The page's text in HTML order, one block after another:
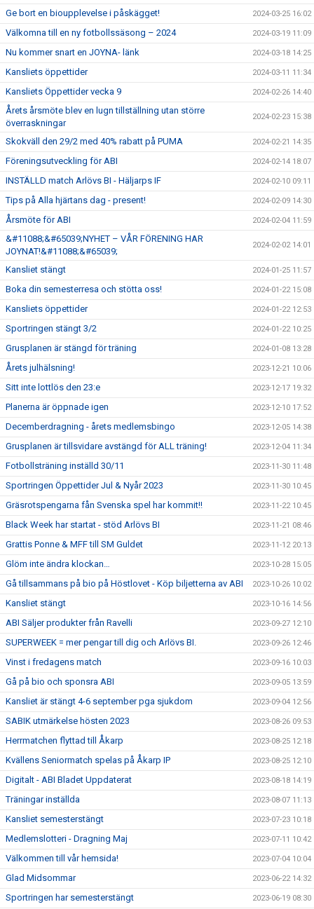
Ge bort en bioupplevelse i påskägget! 2024-03-25 16:02
Välkomna till en ny fotbollssäsong – 2024 2024-03-19 11:09
Nu kommer snart en JOYNA- länk 2024-03-18 14:25
Kansliets öppettider 2024-03-11 11:34
Kansliets Öppettider vecka 9 2024-02-26 14:40
Årets årsmöte blev en lugn tillställning utan större
överraskningar
2024-02-23 15:38
Skokväll den 29/2 med 40% rabatt på PUMA 2024-02-21 14:35
Föreningsutveckling för ABI 2024-02-14 18:07
INSTÄLLD match Arlövs BI - Häljarps IF 2024-02-10 09:11
Tips på Alla hjärtans dag - present! 2024-02-09 14:30
Årsmöte för ABI 2024-02-04 11:59
&#11088;&#65039;NYHET – VÅR FÖRENING HAR
JOYNAT!&#11088;&#65039;
2024-02-02 14:01
Kansliet stängt 2024-01-25 11:57
Boka din semesterresa och stötta oss! 2024-01-22 15:08
Kansliets öppettider 2024-01-22 12:53
Sportringen stängt 3/2 2024-01-22 10:25
Grusplanen är stängd för träning 2024-01-08 13:28
Årets julhälsning! 2023-12-21 10:06
Sitt inte lottlös den 23:e 2023-12-17 19:32
Planerna är öppnade igen 2023-12-10 17:52
Decemberdragning - årets medlemsbingo 2023-12-05 14:38
Grusplanen är tillsvidare avstängd för ALL träning! 2023-12-04 11:34
Fotbollsträning inställd 30/11 2023-11-30 11:48
Sportringen Öppettider Jul & Nyår 2023 2023-11-30 10:45
Gräsrotspengarna fån Svenska spel har kommit!! 2023-11-22 10:45
Black Week har startat - stöd Arlövs BI 2023-11-21 08:46
Grattis Ponne & MFF till SM Guldet 2023-11-12 20:13
Glöm inte ändra klockan… 2023-10-28 15:05
Gå tillsammans på bio på Höstlovet - Köp biljetterna av ABI 2023-10-26 10:02
Kansliet stängt 2023-10-16 14:56
ABI Säljer produkter från Ravelli 2023-09-27 12:10
SUPERWEEK = mer pengar till dig och Arlövs BI. 2023-09-26 12:46
Vinst i fredagens match 2023-09-16 10:03
Gå på bio och sponsra ABI 2023-09-05 13:59
Kansliet är stängt 4-6 september pga sjukdom 2023-09-04 12:56
SABIK utmärkelse hösten 2023 2023-08-26 09:53
Herrmatchen flyttad till Åkarp 2023-08-25 12:18
Kvällens Seniormatch spelas på Åkarp IP 2023-08-25 12:10
Digitalt - ABI Bladet Uppdaterat 2023-08-18 14:19
Träningar inställda 2023-08-07 11:13
Kansliet semesterstängt 2023-07-23 10:18
Medlemslotteri - Dragning Maj 2023-07-11 10:42
Välkommen till vår hemsida! 2023-07-04 10:04
Glad Midsommar 2023-06-22 14:32
Sportringen har semesterstängt 2023-06-19 08:30